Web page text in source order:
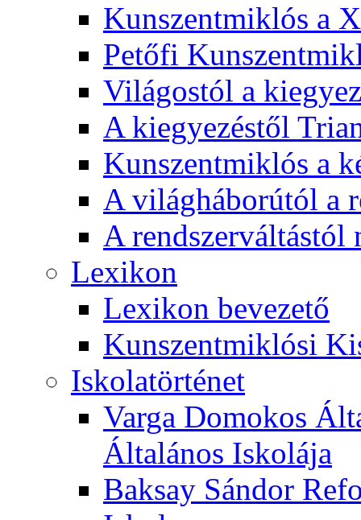
Kunszentmiklós a
Petőfi
Világostól a
A kiegyezéstől
Kunszentmiklós a
A világháborútól a
A rendszerváltástól
Lexikon
Lexikon bevezető
Kunszentmiklósi
Iskolatörténet
Varga Domokos
Általános Iskolája
Baksay Sándor